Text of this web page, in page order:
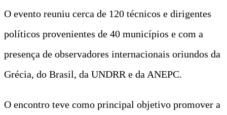
O evento reuniu cerca de 120 técnicos e dirigentes
políticos provenientes de 40 municípios e com a
presença de observadores internacionais oriundos da
Grécia, do Brasil, da UNDRR e da ANEPC.
O encontro teve como principal objetivo promover a